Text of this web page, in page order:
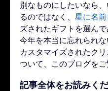
別なものにしたいなら
るのではなく、 星に名
ズされたギフトを選ん
今年を本当に忘れられ
カスタマイズされたク
ついて、このブログをご
記事全体をお読みくだ